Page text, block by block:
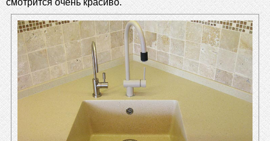
смотрится очень красиво.